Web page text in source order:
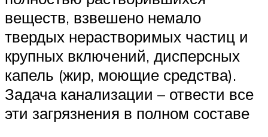
веществ, взвешено немало
твердых нерастворимых частиц и
крупных включений, дисперсных
капель (жир, моющие средства).
Задача канализации – отвести все
эти загрязнения в полном составе